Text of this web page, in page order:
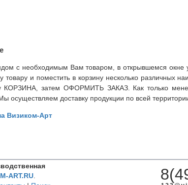
с необходимым Вам товаром, в открывшемся окне
товару и поместить в корзину несколько различных
КОРЗИНА, затем ОФОРМИТЬ ЗАКАЗ. Как только
осуществляем доставку продукции по всей
Визиком-Арт
ART.RU